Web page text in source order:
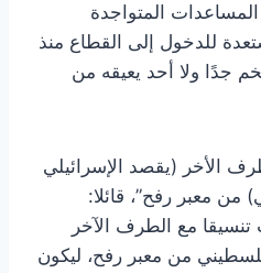
المتواجدة
للدخول إلى القطاع منذ
جدًا ولا أحد يعيقه من
الأخر (يقصد الإسرائيلي
من معبر رفح”، قائلا:
مع الطرف الآخر
من معبر رفح، ليكون